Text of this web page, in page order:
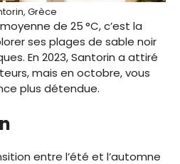
Grèce
de 25 °C, c’est la
ses plages de sable noir
En 2023, Santorin a attiré
mais en octobre, vous
plus détendue.
entre l’été et l’automne